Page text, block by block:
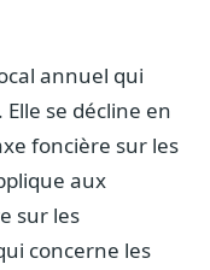
annuel qui
se décline en
foncière sur les
aux
sur les
concerne les